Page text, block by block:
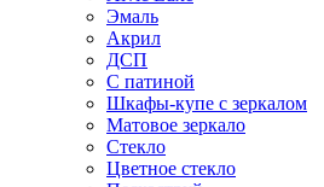
Эмаль
Акрил
ДСП
С патиной
Шкафы-купе с зеркалом
Матовое зеркало
Стекло
Цветное стекло